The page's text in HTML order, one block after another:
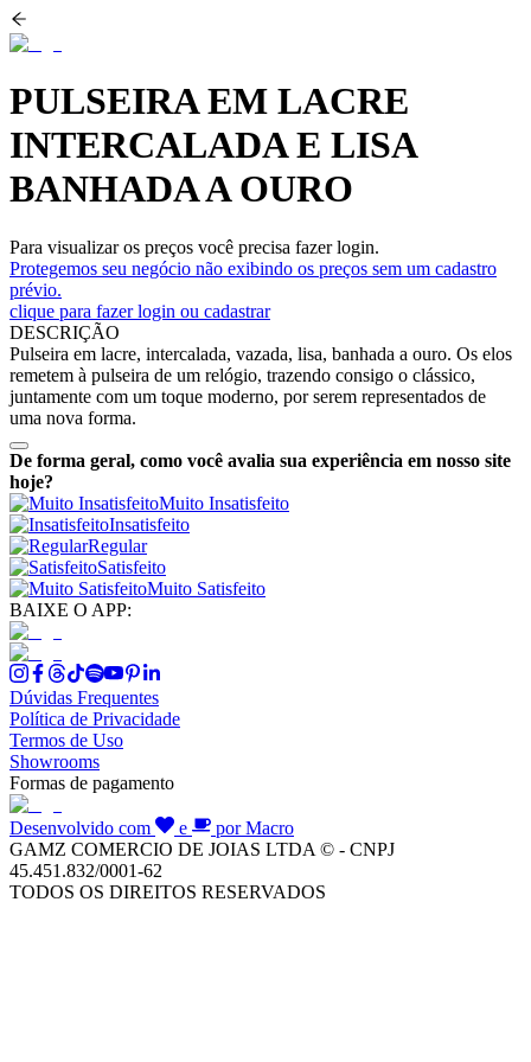
PULSEIRA EM LACRE
INTERCALADA E LISA
BANHADA A OURO
Para visualizar os preços você precisa fazer login.
Protegemos seu negócio não exibindo os preços sem um cadastro
prévio.
clique para fazer login ou cadastrar
DESCRIÇÃO
Pulseira em lacre, intercalada, vazada, lisa, banhada a ouro. Os elos
remetem à pulseira de um relógio, trazendo consigo o clássico,
juntamente com um toque moderno, por serem representados de
uma nova forma.
De forma geral, como você avalia sua experiência em nosso site
hoje?
Muito Insatisfeito
Insatisfeito
Regular
Satisfeito
Muito Satisfeito
BAIXE O APP:
Dúvidas Frequentes
Política de Privacidade
Termos de Uso
Showrooms
Formas de pagamento
Desenvolvido com e
por Macro
GAMZ COMERCIO DE JOIAS LTDA © - CNPJ
45.451.832/0001-62
TODOS OS DIREITOS RESERVADOS